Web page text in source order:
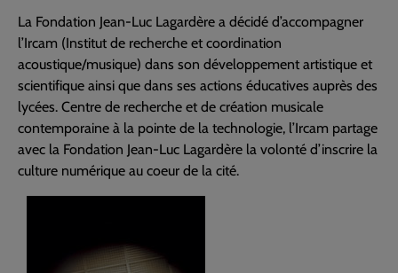
La Fondation Jean-Luc Lagardère a décidé d’accompagner
l’Ircam (Institut de recherche et coordination
acoustique/musique) dans son développement artistique et
scientifique ainsi que dans ses actions éducatives auprès des
lycées. Centre de recherche et de création musicale
contemporaine à la pointe de la technologie, l’Ircam partage
avec la Fondation Jean-Luc Lagardère la volonté d’inscrire la
culture numérique au coeur de la cité.